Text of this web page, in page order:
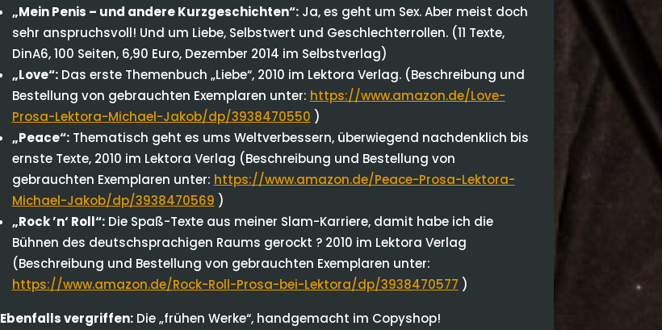
„Mein Penis – und andere Kurzgeschichten“:Ja, es geht um Sex. Aber meist doch
sehr anspruchsvoll! Und um Liebe, Selbstwert und Geschlechterrollen. (11 Texte,
DinA6, 100 Seiten, 6,90 Euro, Dezember 2014 im Selbstverlag)
„Love“:Das erste Themenbuch „Liebe“, 2010 im Lektora Verlag. (Beschreibung und
Bestellung von gebrauchten Exemplaren unter: https://www.amazon.de/Love-
Prosa-Lektora-Michael-Jakob/dp/3938470550 )
„Peace“:Thematisch geht es ums Weltverbessern, überwiegend nachdenklich bis
ernste Texte, 2010 im Lektora Verlag (Beschreibung und Bestellung von
gebrauchten Exemplaren unter: https://www.amazon.de/Peace-Prosa-Lektora-
Michael-Jakob/dp/3938470569 )
„Rock ’n‘ Roll“:Die Spaß-Texte aus meiner Slam-Karriere, damit habe ich die
Bühnen des deutschsprachigen Raums gerockt ? 2010 im Lektora Verlag
(Beschreibung und Bestellung von gebrauchten Exemplaren unter:
https://www.amazon.de/Rock-Roll-Prosa-bei-Lektora/dp/3938470577 )
Ebenfalls vergriffen:Die „frühen Werke“, handgemacht im Copyshop!